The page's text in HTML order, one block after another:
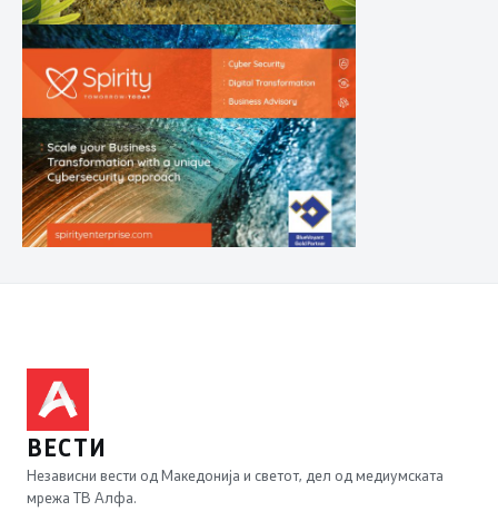
ВЕСТИ
Независни вести од Македонија и светот, дел од медиумската
мрежа ТВ Алфа.